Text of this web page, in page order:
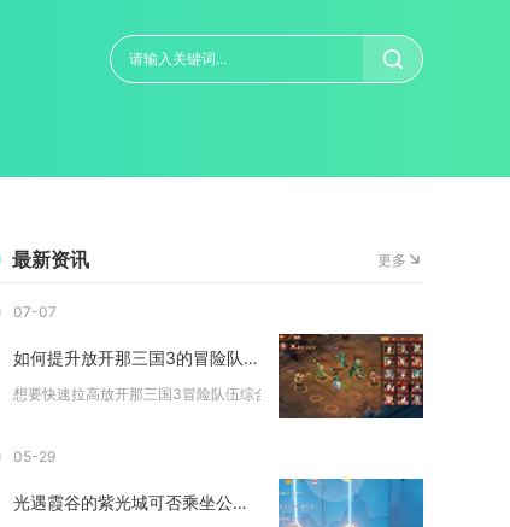
最新资讯 更多
07-07
如何提升放开那三国3的冒险队伍战力
想要快速拉高放开那三国3冒险队伍综合战力，核心是均衡优化阵容...
05-29
光遇霞谷的紫光城可否乘坐公共交通